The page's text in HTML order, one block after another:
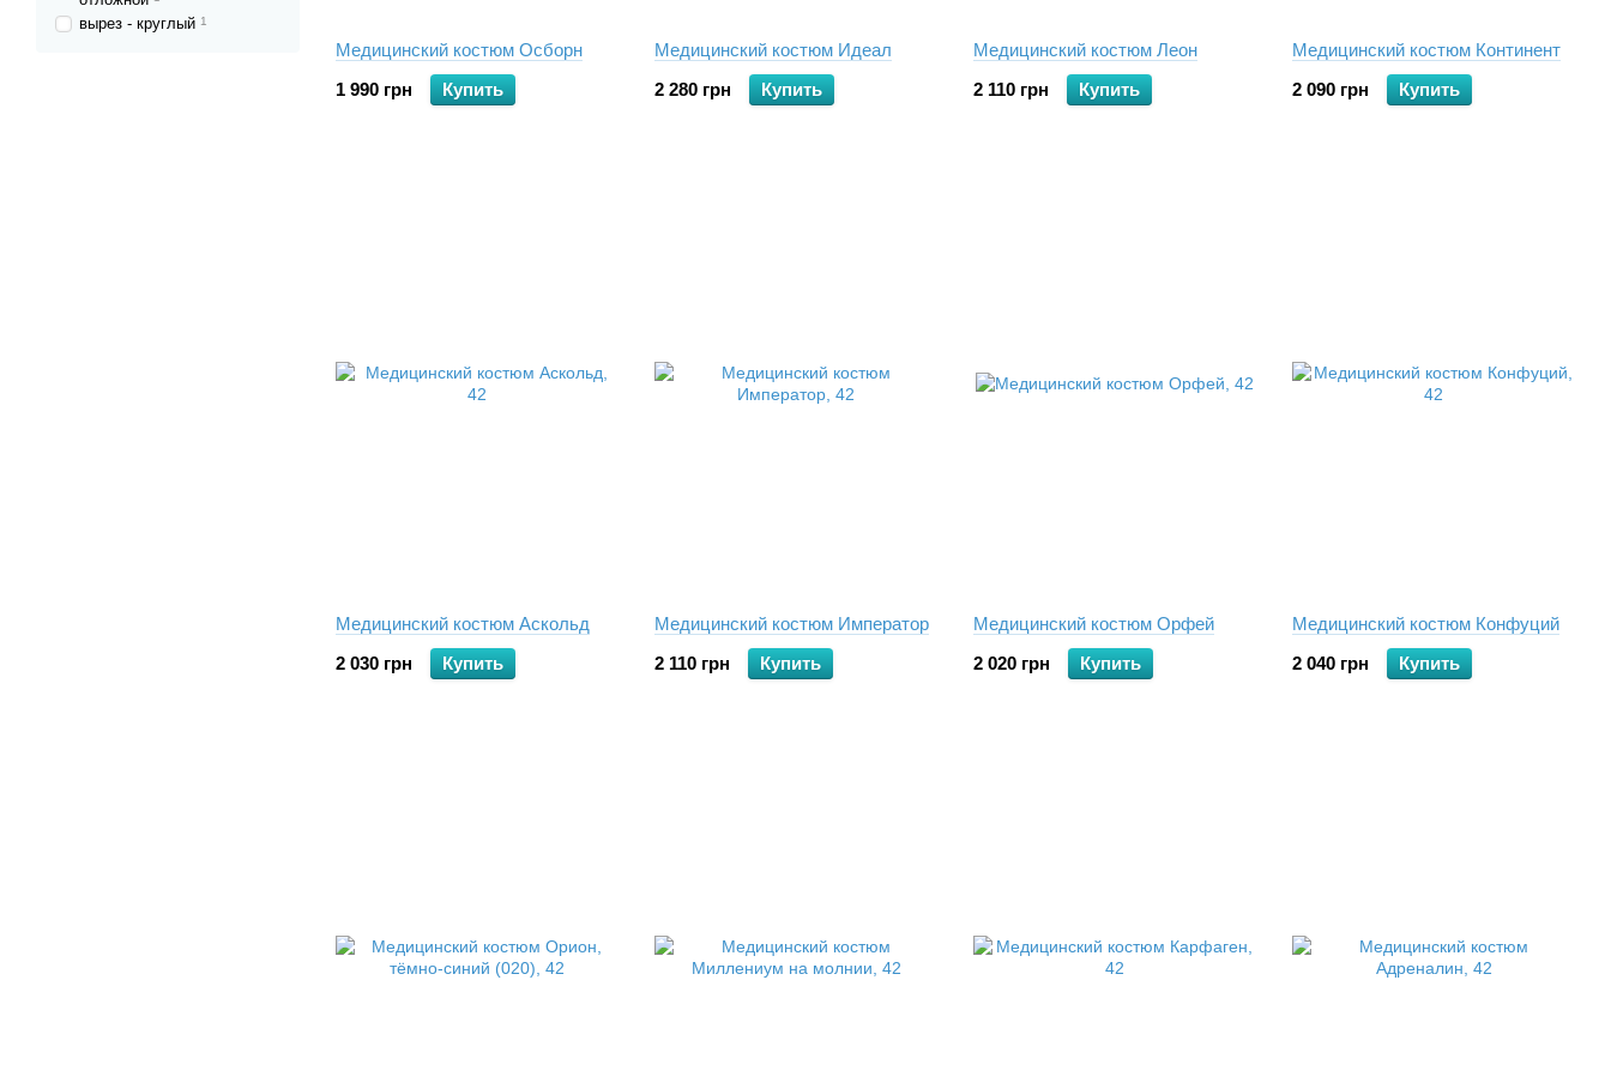
Медицинский костюм Осборн
1 990 грн
Купить
Медицинский костюм Идеал
2 280 грн
Купить
Медицинский костюм Леон
2 110 грн
Купить
Медицинский костюм Континент
2 090 грн
Купить
Медицинский костюм Аскольд
2 030 грн
Купить
Медицинский костюм Император
2 110 грн
Купить
Медицинский костюм Орфей
2 020 грн
Купить
Медицинский костюм Конфуций
2 040 грн
Купить
вырез - круглый 1